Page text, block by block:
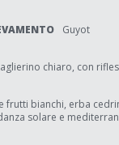
Guyot
chiaro, con
frutti bianchi, erba
solare e